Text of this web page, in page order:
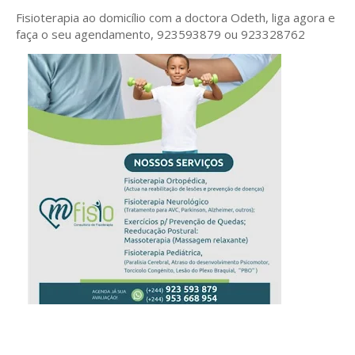
Fisioterapia ao domicílio com a doctora Odeth, liga agora e
faça o seu agendamento, 923593879 ou 923328762